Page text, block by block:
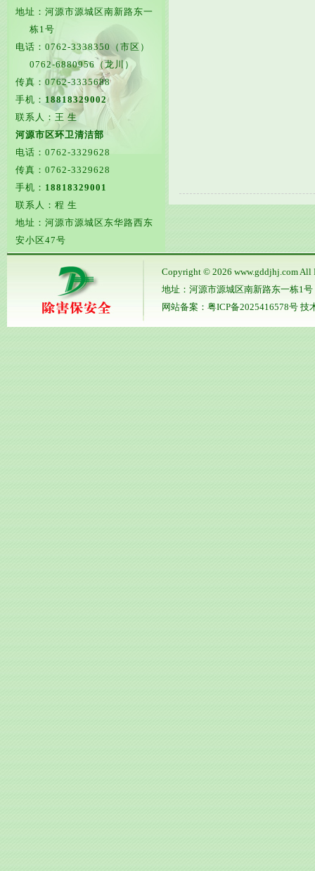
地址：河源市源城区南新路东一
栋1号
电话：0762-3338350（市区）
0762-6880956（龙川）
传真：0762-3335688
手机： 18818329002
联系人：王 生
河源市区环卫清洁部
电话：0762-3329628
传真：0762-3329628
手机： 18818329001
联系人：程 生
地址：河源市源城区东华路西东
安小区47号
Copyright © 2026 www.gddjhj.comAll
地址：河源市源城区南新路东一栋1
网站备案： 粤ICP备2025416578号 技